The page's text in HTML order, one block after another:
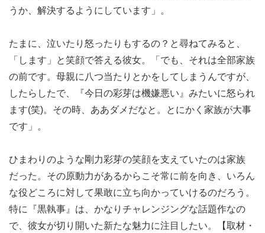
うか、解決するようにしています」。
たまに、泣いたり怒ったりもするの？と尋ねてみると、
「します」と笑顔で答える彼女。「でも、それは全部家族
の前です。母親に八つ当たりとかをしてしまうんですが、
したらしたで、『今日の彩芽は機嫌悪い』みたいに怒られ
ます(笑)。その時、ああダメだなと。とにかく家族が大事
です」。
ひまわりのような剛力彩芽の笑顔を支えていたのは家族
だった。その原動力があるからこそ常に前を向き、いろん
な役どころに対して果敢に立ち向かっていけるのだろう。
特に『黒執事』は、かなりチャレンジングな話題作なの
で、彼女が切り開いた新たな魅力に注目したい。【取材・